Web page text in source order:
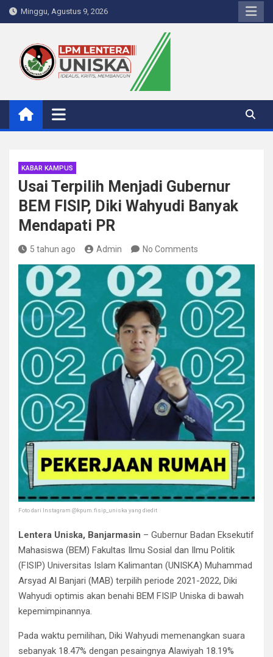
Skip
to
Minggu, Agustus 9, 2026
LPM Lentera Uniska
Portal Berita Kampus
KABAR KAMPUS
Usai Terpilih Menjadi Gubernur
BEM FISIP, Diki Wahyudi Banyak
Mendapati PR
5 tahun ago Admin No Comments
Foto dari Instagram @kpum.fisip_uniska yang diedit
Lentera Uniska, Banjarmasin – Gubernur Badan Eksekutif
Mahasiswa (BEM) Fakultas Ilmu Sosial dan Ilmu Politik
(FISIP) Universitas Islam Kalimantan (UNISKA) Muhammad
Arsyad Al Banjari (MAB) terpilih periode 2021-2022, Diki
Wahyudi optimis akan benahi BEM FISIP Uniska di bawah
kepemimpinannya.
Pada waktu pemilihan, Diki Wahyudi memenangkan suara
sebanyak 18.47% dengan pesaingnya Alawiyah 18.19%